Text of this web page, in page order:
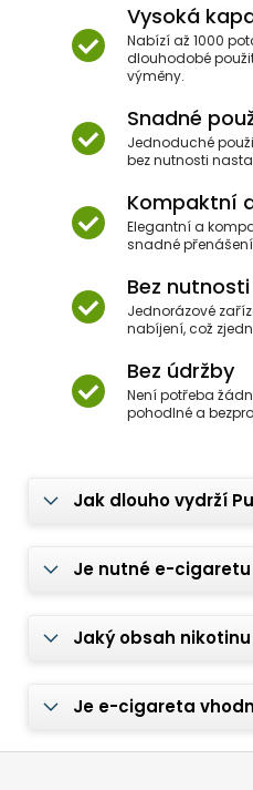
Vysoká
Nabízí až 1000
dlouhodobé
výměny.
Snadné
Jednoduché
bez nutnosti
Kompaktní
Elegantní a
snadné
Bez
Jednorázové
nabíjení, což
Bez údržby
Není potřeba
pohodlné a
Jak dlouho vydrží
Je nutné e-
Jaký obsah
Je e-cigareta
Z